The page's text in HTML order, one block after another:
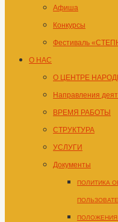
Афиша
Конкурсы
Фестиваль
О НАС
О ЦЕНТРЕ
Направления
ВРЕМЯ РАБОТЫ
СТРУКТУРА
УСЛУГИ
Документы
ПОЛИТИКА
ПОЛОЖЕНИЯ